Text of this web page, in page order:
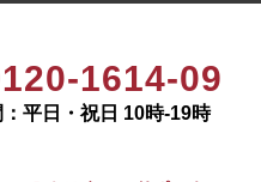
1614-09
平日・祝日 10時-19時